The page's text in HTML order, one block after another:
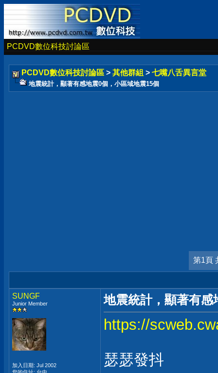
PCDVD數位科技討論區
PCDVD數位科技討論區 > 其他群組 > 七嘴八舌異言堂
地震統計，顯著有感地震0個，小區域地震15個
第1頁
SUNGF
Junior Member
加入日期: Jul 2002
地震統計，顯著有
https://
瑟瑟發抖